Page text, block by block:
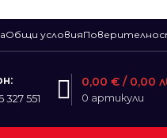
Общи условия
327 551 0 артикули
0,00 € / 0,00